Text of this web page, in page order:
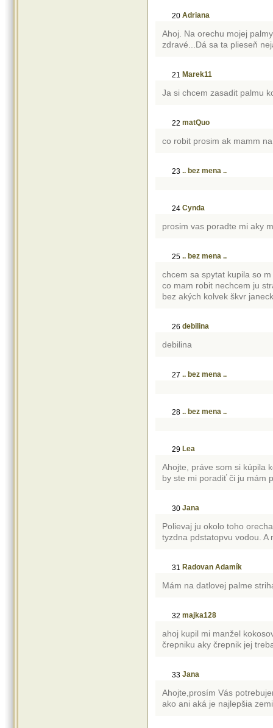
20 Adriana
Ahoj. Na orechu mojej
zdravé...Dá sa ta plieseň
21 Marek11
Ja si chcem zasadit palmu
22 matQuo
co robit prosim ak mamm
23 .. bez mena ..
24 Cynda
prosim vas poradte mi aky
25 .. bez mena ..
chcem sa spytat kupila so
co mam robit nechcem ju
bez akých kolvek škvr
26 debilina
debilina
27 .. bez mena ..
28 .. bez mena ..
29 Lea
Ahojte, práve som si kúpila
by ste mi poradiť či ju mám
30 Jana
Polievaj ju okolo toho
tyzdna pdstatopvu vodou.
31 Radovan Adamík
Mám na datlovej palme
32 majka128
ahoj kupil mi manžel
črepniku aky črepnik jej
33 Jana
Ahojte,prosím Vás
ako ani aká je najlepšia